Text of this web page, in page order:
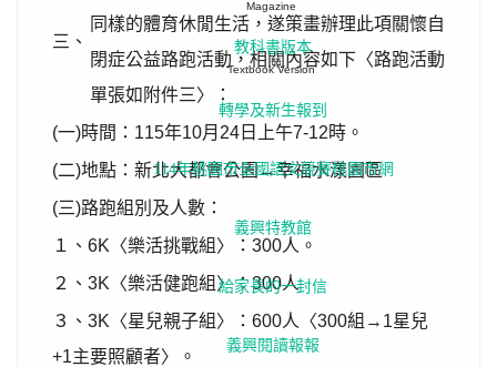
三、
同樣的體育休閒生活，遂策畫辦理此項關懷自
閉症公益路跑活動，相關內容如下〈路跑活動
單張如附件三〉：
(一)時間：115年10月24日上午7-12時。
(二)地點：新北大都會公園→幸福水漾園區
(三)路跑組別及人數：
１、6K〈樂活挑戰組〉：300人。
２、3K〈樂活健跑組〉：300人
３、3K〈星兒親子組〉：600人〈300組→1星兒
+1主要照顧者〉。
Magazine
教科書版本
Textbook Version
轉學及新生報到
114年桃園市全國語文競賽桃園市網
義興特教館
給家長的一封信
義興閱讀報報